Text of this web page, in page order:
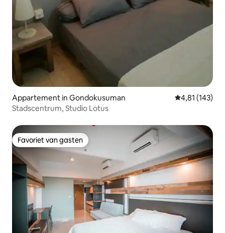
Appartement in Gondokusuman Gemiddelde
4,81 (143)
Stadscentrum, Studio Lotus
Favoriet van gasten
Favoriet van gasten